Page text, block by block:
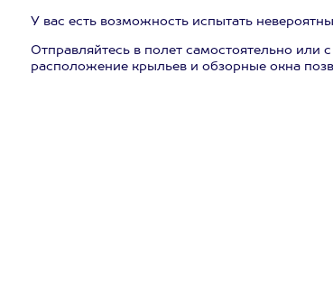
У вас есть возможность испытать
Отправляйтесь в полет самостоятельно
расположение крыльев и обзорные окна